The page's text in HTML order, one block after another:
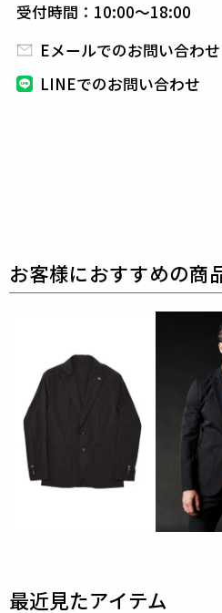
また、1PIU1UGUALE3オリ
ルに付属しています。
クラシックな佇まいを崩すこ
織物のサッカー生地をジャー
織物では表現できない
表現できます。
薄地ですが、カットソーア
ットやボトム等のアイテムも
材です。
耐洗濯性のある素材です。
受付時間：10:00～18:00
Eメールでのお問い合わせ
LINEでのお問い合わせ